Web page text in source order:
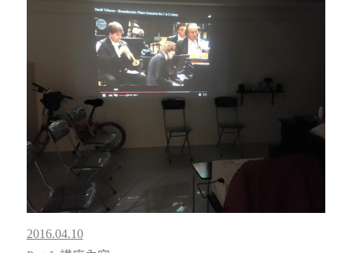
2016.04.10